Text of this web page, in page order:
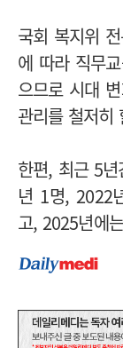
국회 복지위
에 따라 직무
으므로 시대
관리를 철저히
한편, 최근 5
년 1명, 2022
고, 2025년에